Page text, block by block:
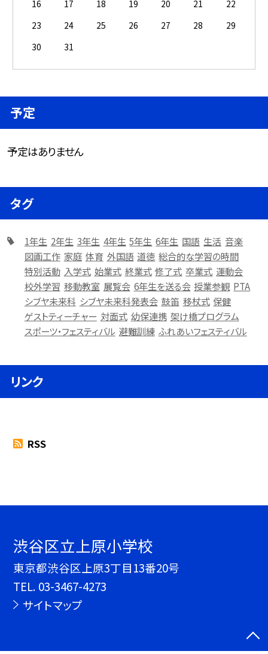
16
17 18 19 20 21
22
23
24 25 26 27 28
29
30
31
予定
予定はありません
タグ
1年生 2年生 3年生 4年生 5年生 6年生 国語 生活 音楽
図画工作 家庭 体育 外国語 道徳 総合的な学習の時間
特別活動 入学式 始業式 終業式 修了式 卒業式 運動会
校外学習 移動教室 展覧会 6年生を送る会 授業参観 PTA
シブヤ未来科 シブヤ未来科発表会 鼓笛 移杖式 保健
ゲストティーチャー 対面式 幼保連携 架け橋プログラム
スポーツ・フェスティバル 避難訓練 ふれあいフェスティバル
リンク
RSS
渋谷区立上原小学校
東京都渋谷区上原3丁目13番20号
TEL. 03-3467-4273
サイトマップ